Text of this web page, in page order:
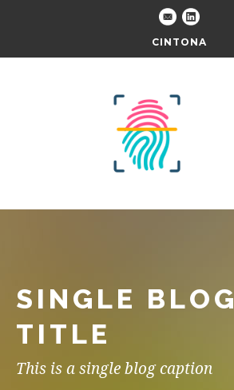
CINTONA
SINGLE BLOG
TITLE
This is a single blog caption